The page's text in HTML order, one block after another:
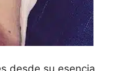
desde su esencia,